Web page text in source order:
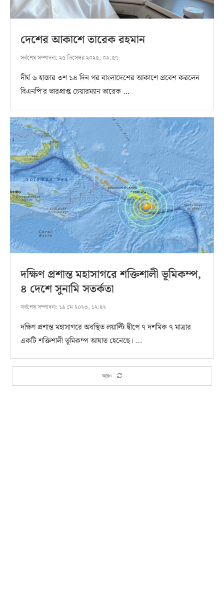
দেশের আকাশে তারেক রহমান
সর্বশেষ সম্পাদনা: ২৫ ডিসেম্বর ২০২৫, ০৯:৫৭
দীর্ঘ ৬ হাজার ৩শ ১৪ দিন পর বাংলাদেশের আকাশে প্রবেশ করলেন
বিএনপি‘র ভারপ্রাপ্ত চেয়ারম্যান তারেক …
দক্ষিণ প্রশান্ত মহাসাগরে শক্তিশালী ভূমিকম্প,
৪ দেশে সুনামি সতর্কতা
সর্বশেষ সম্পাদনা: ১৯ মে ২০২৩, ১২:৪২
দক্ষিণ প্রশান্ত মহাসাগরে অবস্থিত লয়াল্টি দ্বীপে ৭ দশমিক ৭ মাত্রার
একটি শক্তিশালী ভূমিকম্প আঘাত হেনেছে। …
আরও